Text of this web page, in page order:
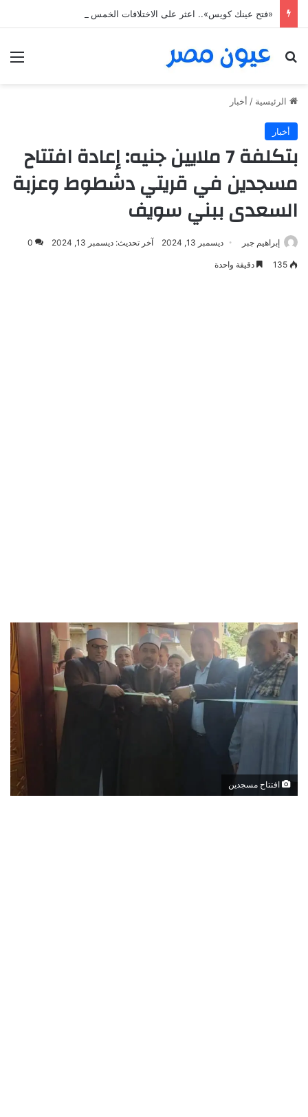
بحث عن
الرئيسية / أخبار
أخبار
بتكلفة 7 ملايين جنيه: إعادة افتتاح
مسجدين في قريتي دشطوط وعزبة
السعدى ببني سويف
إبراهيم جبر ديسمبر 13, 2024 آخر تحديث: ديسمبر 13, 2024 0
135 دقيقة واحدة
افتتاح مسجدين